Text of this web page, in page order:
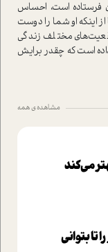
فرستاده است، احساس
اینکه او شما را دوست
مختلف زندگی
است که چقدر برایش
مشاهده ی همه
می‌کند
تا بتواني